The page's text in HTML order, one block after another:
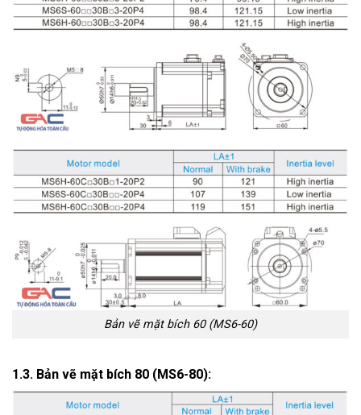
Bản vẽ mặt bích 60 (MS6-60)
1.3. Bản vẽ mặt bích 80 (MS6-80):